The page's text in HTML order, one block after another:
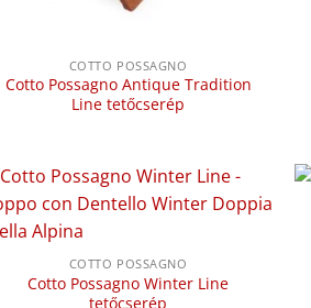
COTTO POSSAGNO
Cotto Possagno Antique Tradition
Line tetőcserép
COTTO POSSAGNO
Cotto Possagno Winter Line
tetőcserép